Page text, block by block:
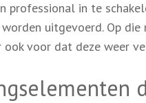
professional in te
uitgevoerd. Op
voor dat deze weer